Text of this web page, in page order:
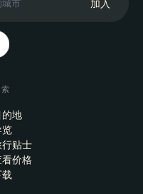
加入
的地
览
行贴士
看价格